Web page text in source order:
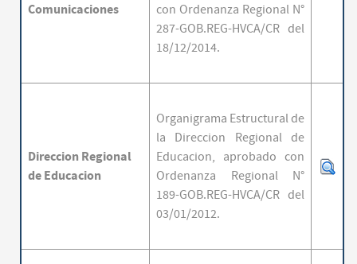
Comunicaciones
con Ordenanza Regional N°
287-GOB.REG-HVCA/CR del
18/12/2014.
Direccion Regional
de Educacion
Organigrama Estructural de
la Direccion Regional de
Educacion, aprobado con
Ordenanza Regional N°
189-GOB.REG-HVCA/CR del
03/01/2012.